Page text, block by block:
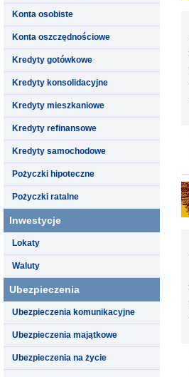
Konta osobiste
Konta oszczędnościowe
Kredyty gotówkowe
Kredyty konsolidacyjne
Kredyty mieszkaniowe
Kredyty refinansowe
Kredyty samochodowe
Pożyczki hipoteczne
Pożyczki ratalne
Inwestycje
Lokaty
Waluty
Ubezpieczenia
Ubezpieczenia komunikacyjne
Ubezpieczenia majątkowe
Ubezpieczenia na życie